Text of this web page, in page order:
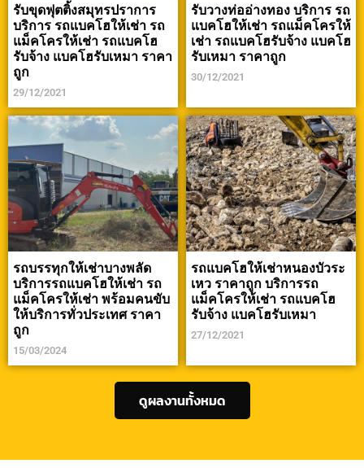
รับขุดฟุตติ้งสมุทรปราการ
บริการ รถแบคโฮให้เช่า รถ
แม็คโครให้เช่า รถแบคโฮ
รับจ้าง แบคโฮรับเหมา ราคา
ถูก
29/12/2021
รับวางท่ออ่างทอง บริการ รถ
แบคโฮให้เช่า รถแม็คโครให้
เช่า รถแบคโฮรับจ้าง แบคโฮ
รับเหมา ราคาถูก
30/12/2021
รถบรรทุกให้เช่าบางพลัด
บริการรถแบคโฮให้เช่า รถ
แม็คโครให้เช่า พร้อมคนขับ
ให้บริการทั่วประเทศ ราคา
ถูก
15/03/2024
รถแบคโฮให้เช่าหนองบัวระ
เหว ราคาถูก บริการรถ
แม็คโครให้เช่า รถแบคโฮ
รับจ้าง แบคโฮรับเหมา
27/12/2021
ดูผลงานทั้งหมด